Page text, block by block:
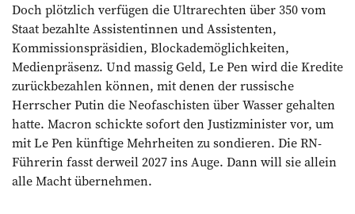
Doch plötzlich verfügen die Ultrarechten über 350 vom
Staat bezahlte Assistentinnen und Assistenten,
Kommissionspräsidien, Blockademöglichkeiten,
Medienpräsenz. Und massig Geld, Le Pen wird die Kredite
zurückbezahlen können, mit denen der russische
Herrscher Putin die Neofaschisten über Wasser gehalten
hatte. Macron schickte sofort den Justizminister vor, um
mit Le Pen künftige Mehrheiten zu sondieren. Die RN-
Führerin fasst derweil 2027 ins Auge. Dann will sie allein
alle Macht übernehmen.